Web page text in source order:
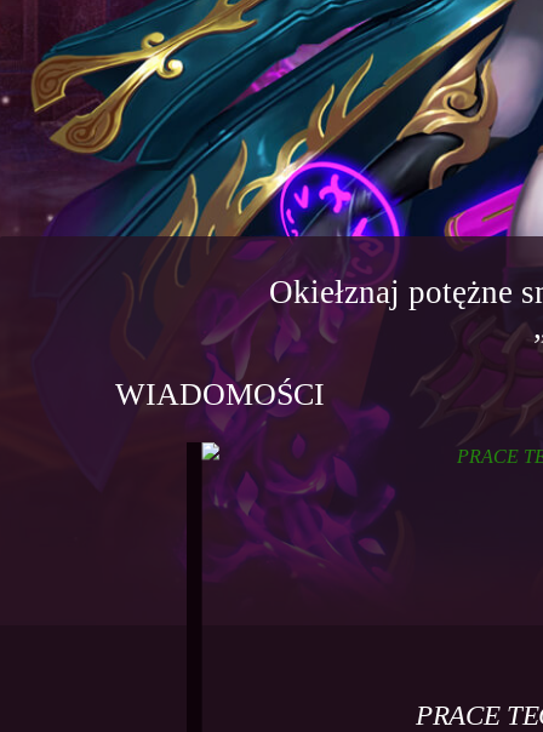
Okiełznaj potężne
WIADOMOŚCI
PRACE